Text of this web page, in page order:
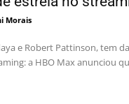
Morais
e Robert Pattinson, tem
a HBO Max anunciou